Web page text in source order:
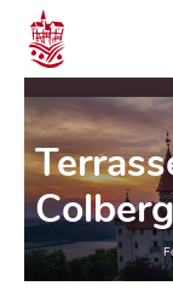
Colberg